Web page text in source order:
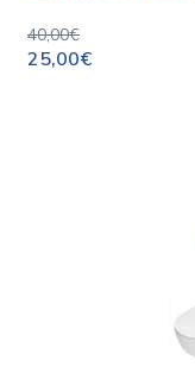
40,00€
25,00€